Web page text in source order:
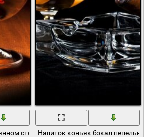
столеНапиток коньяк бокал